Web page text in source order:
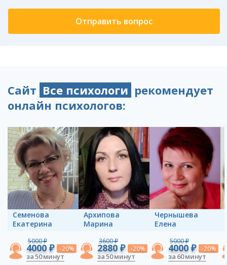
Сайт Все психологи рекомендует
онлайн психологов:
Семенова
Екатерина
5000 ₽
4000 ₽ -20%
за 50 минут
Архипова
Марина
3600 ₽
2880 ₽ -20%
за 50 минут
Чернышева
Елена
5000 ₽
4000 ₽ -20%
за 60 минут